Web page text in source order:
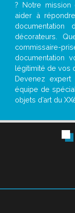
? Notre mission
aider à
décorateurs.
commissaire-
documentation
légitimité de vos
Devenez
équipe de
objets d’art du